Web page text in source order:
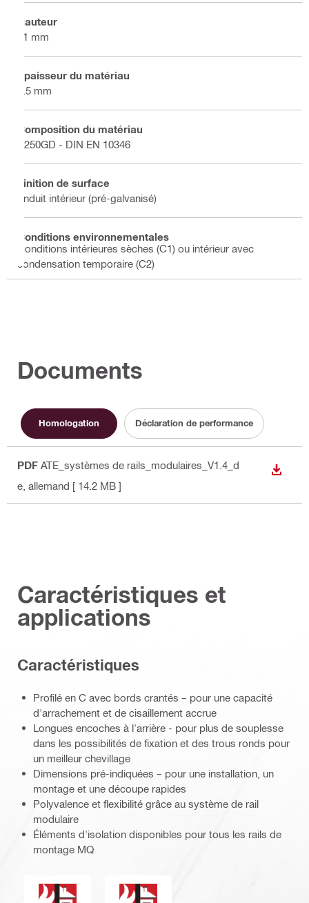
Hauteur
41 mm
Épaisseur du matériau
1.5 mm
Composition du matériau
S250GD - DIN EN 10346
Finition de surface
Enduit intérieur (pré-galvanisé)
Conditions environnementales
Conditions intérieures sèches (C1) ou intérieur avec
condensation temporaire (C2)
Documents
Homologation Déclaration de performance
PDF ATE_systèmes de rails_modulaires_V1.4_d
e , allemand [ 14.2 MB ]
Caractéristiques et
applications
Caractéristiques
Profilé en C avec bords crantés – pour une capacité
d'arrachement et de cisaillement accrue
Longues encoches à l'arrière - pour plus de souplesse
dans les possibilités de fixation et des trous ronds pour
un meilleur chevillage
Dimensions pré-indiquées – pour une installation, un
montage et une découpe rapides
Polyvalence et flexibilité grâce au système de rail
modulaire
Éléments d'isolation disponibles pour tous les rails de
montage MQ
Résistance au feuLes produits de ce groupe